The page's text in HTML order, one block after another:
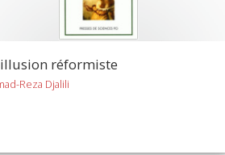
réformiste
Reza Djalili